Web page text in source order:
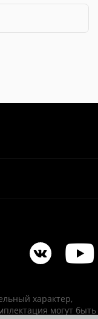
характер,
могут быть